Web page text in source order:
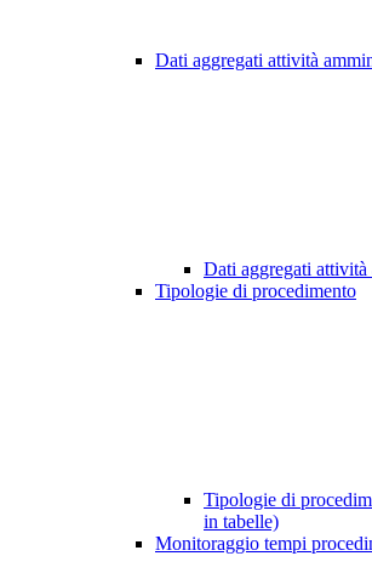
Dati aggregati attività
Dati aggregati attività
Tipologie di procedimento
Tipologie di
in tabelle)
Monitoraggio tempi